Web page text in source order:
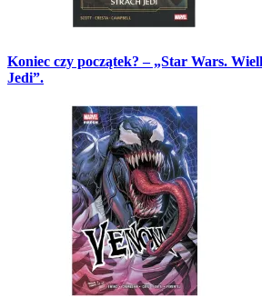
Koniec czy początek? – „Star Wars.
Jedi”.